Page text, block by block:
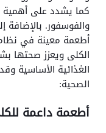
كما يشدد على أهمية
والفوسفور. بالإضافة
أطعمة معينة في
الكلى ويعزز صحتها
الغذائية الأساسية
الصحية:
أطعمة داعمة